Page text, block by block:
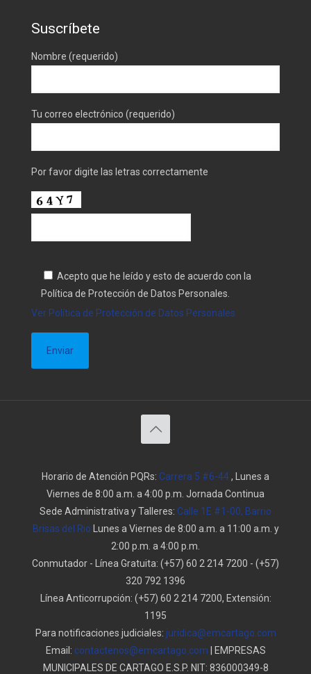
Suscríbete
Nombre (requerido)
Tu correo electrónico (requerido)
Por favor digite las letras correctamente
Acepto que he leído y esto de acuerdo con la
Política de Protección de Datos Personales.
Ver Política de Protección de Datos Personales
Horario de Atención PQRs: Carrera 5 #6-44, Lunes a
Viernes de 8:00 a.m. a 4:00 p.m. Jornada Continua
Sede Administrativa y Talleres: Calle 1E #1-00, Barrio
Brisas del Rio Lunes a Viernes de 8:00 a.m. a 11:00 a.m. y
2:00 p.m. a 4:00 p.m.
Conmutador - Línea Gratuita: (+57) 60 2 214 7200 - (+57)
320 792 1396
Línea Anticorrupción: (+57) 60 2 214 7200, Extensión:
1195
Para notificaciones judiciales: juridica@emcartago.com
Email: contactenos@emcartago.com | EMPRESAS
MUNICIPALES DE CARTAGO E.S.P. NIT: 836000349-8